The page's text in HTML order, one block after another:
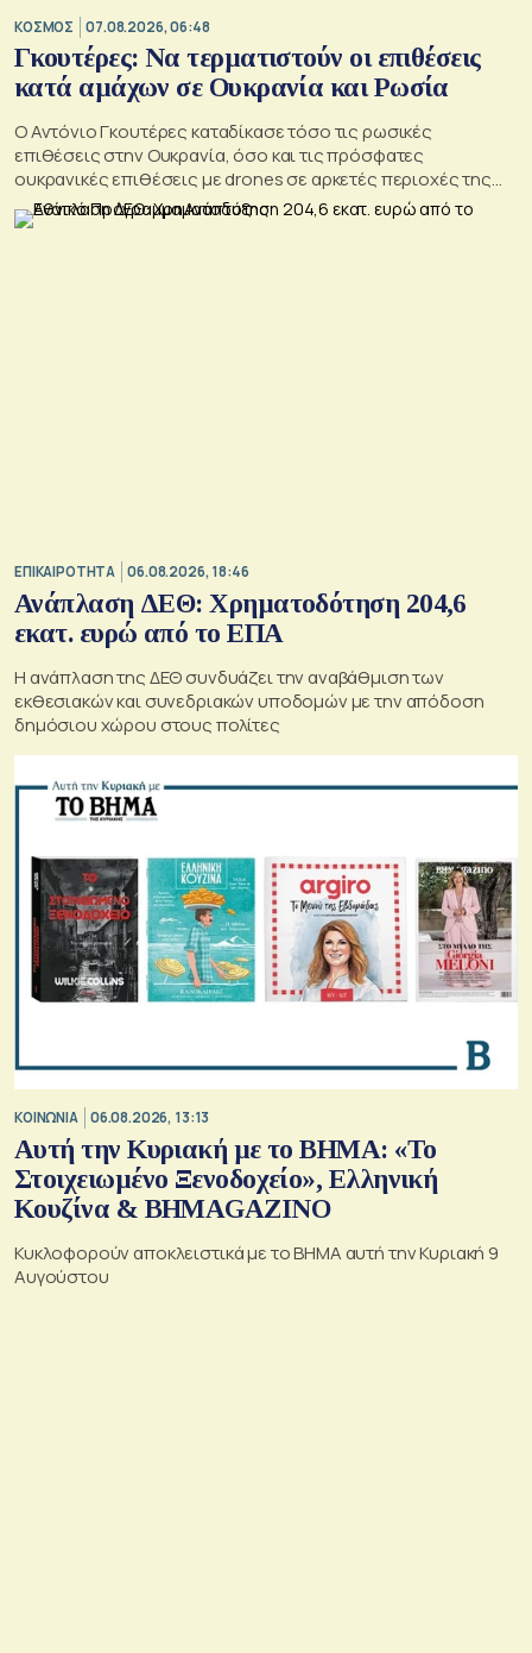
ΚΟΣΜΟΣ 07.08.2026, 06:48
Γκουτέρες: Να τερματιστούν οι επιθέσεις
κατά αμάχων σε Ουκρανία και Ρωσία
Ο Αντόνιο Γκουτέρες καταδίκασε τόσο τις ρωσικές
επιθέσεις στην Ουκρανία, όσο και τις πρόσφατες
ουκρανικές επιθέσεις με drones σε αρκετές περιοχές της
Ρωσίας, οι οποίες προκάλεσαν απώλειες μεταξύ αμάχων και
ζημιές σε μη στρατιωτικές υποδομές.
ΕΠΙΚΑΙΡΟΤΗΤΑ 06.08.2026, 18:46
Ανάπλαση ΔΕΘ: Χρηματοδότηση 204,6
εκατ. ευρώ από το ΕΠΑ
Η ανάπλαση της ΔΕΘ συνδυάζει την αναβάθμιση των
εκθεσιακών και συνεδριακών υποδομών με την απόδοση
δημόσιου χώρου στους πολίτες
ΚΟΙΝΩΝΙΑ 06.08.2026, 13:13
Αυτή την Κυριακή με το ΒΗΜΑ: «Το
Στοιχειωμένο Ξενοδοχείο», Ελληνική
Κουζίνα & ΒΗΜΑGAZINO
Κυκλοφορούν αποκλειστικά με το ΒΗΜΑ αυτή την Κυριακή 9
Αυγούστου